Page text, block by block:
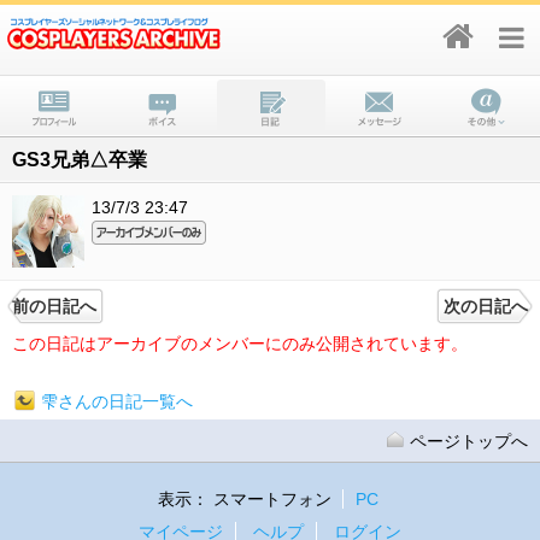
GS3兄弟△卒業
13/7/3 23:47
前の日記へ
次の日記へ
この日記はアーカイブのメンバーにのみ公開されています。
雫さんの日記一覧へ
ページトップへ
表示： スマートフォン
PC
マイページ
ヘルプ ログイン